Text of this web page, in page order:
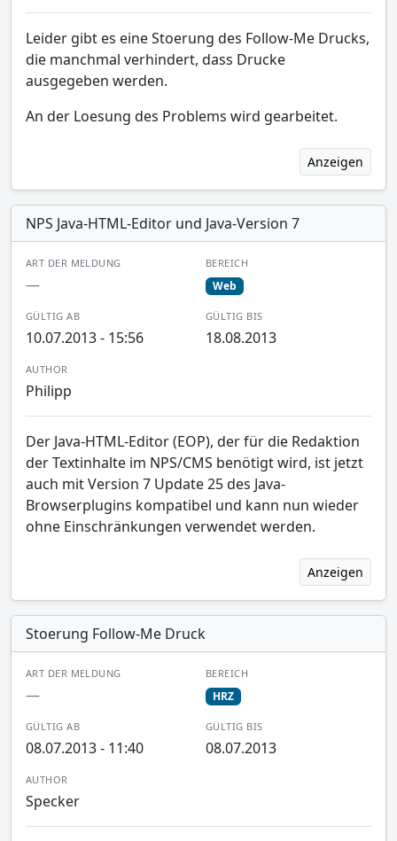
Leider gibt es eine Stoerung des Follow-Me Drucks,
die manchmal verhindert, dass Drucke
ausgegeben werden.
An der Loesung des Problems wird gearbeitet.
Anzeigen
NPS Java-HTML-Editor und Java-Version 7
ART DER MELDUNG
—
BEREICH
Web
GÜLTIG AB
10.07.2013 - 15:56
GÜLTIG BIS
18.08.2013
AUTHOR
Philipp
Der Java-HTML-Editor (EOP), der für die Redaktion
der Textinhalte im NPS/CMS benötigt wird, ist jetzt
auch mit Version 7 Update 25 des Java-
Browserplugins kompatibel und kann nun wieder
ohne Einschränkungen verwendet werden.
Anzeigen
Stoerung Follow-Me Druck
ART DER MELDUNG
—
BEREICH
HRZ
GÜLTIG AB
08.07.2013 - 11:40
GÜLTIG BIS
08.07.2013
AUTHOR
Specker